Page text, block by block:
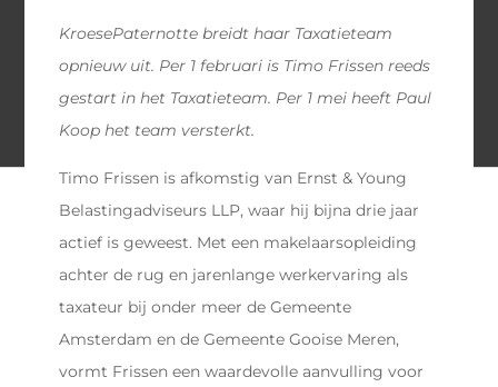
KroesePaternotte breidt haar Taxatieteam
opnieuw uit. Per 1 februari is Timo Frissen reeds
gestart in het Taxatieteam. Per 1 mei heeft Paul
Koop het team versterkt.
Timo Frissen is afkomstig van Ernst & Young
Belastingadviseurs LLP, waar hij bijna drie jaar
actief is geweest. Met een makelaarsopleiding
achter de rug en jarenlange werkervaring als
taxateur bij onder meer de Gemeente
Amsterdam en de Gemeente Gooise Meren,
vormt Frissen een waardevolle aanvulling voor